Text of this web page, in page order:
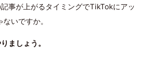
事が上がるタイミングでTikTokにアッ
いですか。
しょう。